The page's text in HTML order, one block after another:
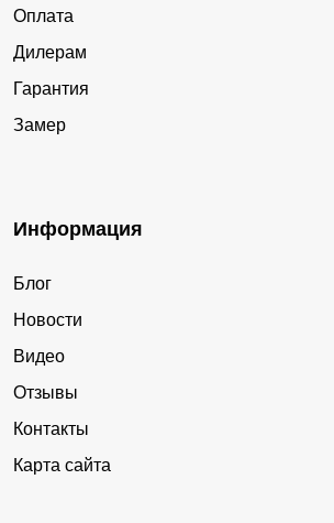
Оплата
Дилерам
Гарантия
Замер
Информация
Блог
Новости
Видео
Отзывы
Контакты
Карта сайта